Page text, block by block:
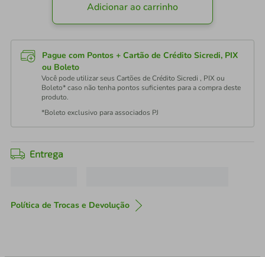
Adicionar ao carrinho
Pague com Pontos + Cartão de Crédito Sicredi, PIX
ou Boleto
Você pode utilizar seus Cartões de Crédito Sicredi , PIX ou
Boleto* caso não tenha pontos suficientes para a compra deste
produto.
*Boleto exclusivo para associados PJ
Entrega
Política de Trocas e Devolução